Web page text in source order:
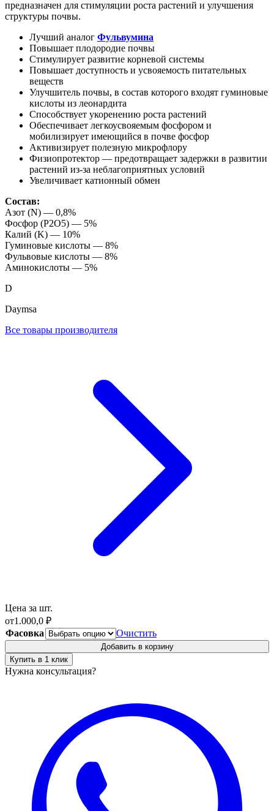
предназначен для стимуляции роста растений и улучшения
структуры почвы.
Лучший аналог Фульвумина
Повышает плодородие почвы
Стимулирует развитие корневой системы
Повышает доступность и усвояемость питательных
веществ
Улучшитель почвы, в состав которого входят гуминовые
кислоты из леонардита
Способствует укоренению роста растений
Обеспечивает легкоусвояемым фосфором и
мобилизирует имеющийся в почве фосфор
Активизирует полезную микрофлору
Физиопротектор — предотвращает задержки в развитии
растений из-за неблагоприятных условий
Увеличивает катионный обмен
Состав:
Азот (N) — 0,8%
Фосфор (P2O5) — 5%
Калий (K) — 10%
Гуминовые кислоты — 8%
Фульвовые кислоты — 8%
Аминокислоты — 5%
D
Daymsa
Все товары производителя
Цена за шт.
от1.000,0 ₽
Фасовка
Очистить
Добавить в корзину
Купить в 1 клик
Нужна консультация?